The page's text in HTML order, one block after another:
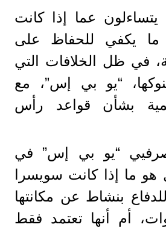
يتساءلون عما إذا كانت
ما يكفي للحفاظ على
في ظل الخلافات التي
“يو بي إس”، مع
بشأن قواعد رأس
“يو بي إس” في
هو ما إذا كانت سويسرا
بنشاط عن مكانتها
أم أنها تعتمد فقط